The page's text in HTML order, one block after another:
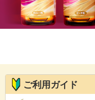
ご利用ガイド